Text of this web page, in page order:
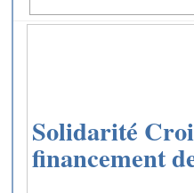
Solidarité
financement